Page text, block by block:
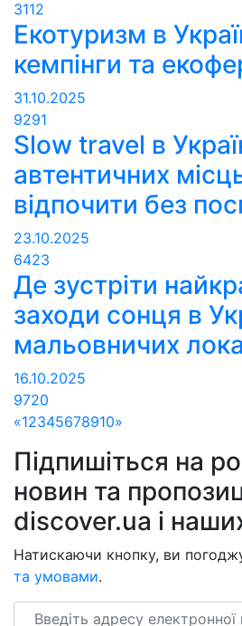
3112
Екотуризм в
кемпінги та
31.10.2025
9291
Slow travel в
автентичних
відпочити без
23.10.2025
6423
Де зустріти
заходи сонця в
мальовничих
16.10.2025
9720
«12345678910»
Підпишіться на
новин та
discover.ua і
Натискаючи кнопку, ви
та умовами.
Email